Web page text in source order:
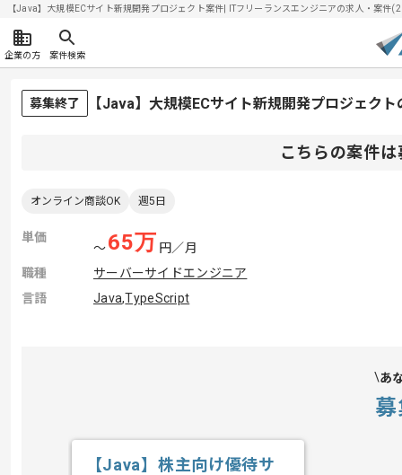
【Java】大規模ECサイト新規開発プロジェクト案件| ITフリーランスエンジニアの求人・案件
企業の方 案件検索
募集終了 【Java】大規模ECサイト新規開発プロジェク
こちらの案件
オンライン商談OK 週5日
単価
〜65万 円／月
職種
サーバーサイドエンジニア
言語
Java,TypeScript
あ
【Java】株主向け優待サ